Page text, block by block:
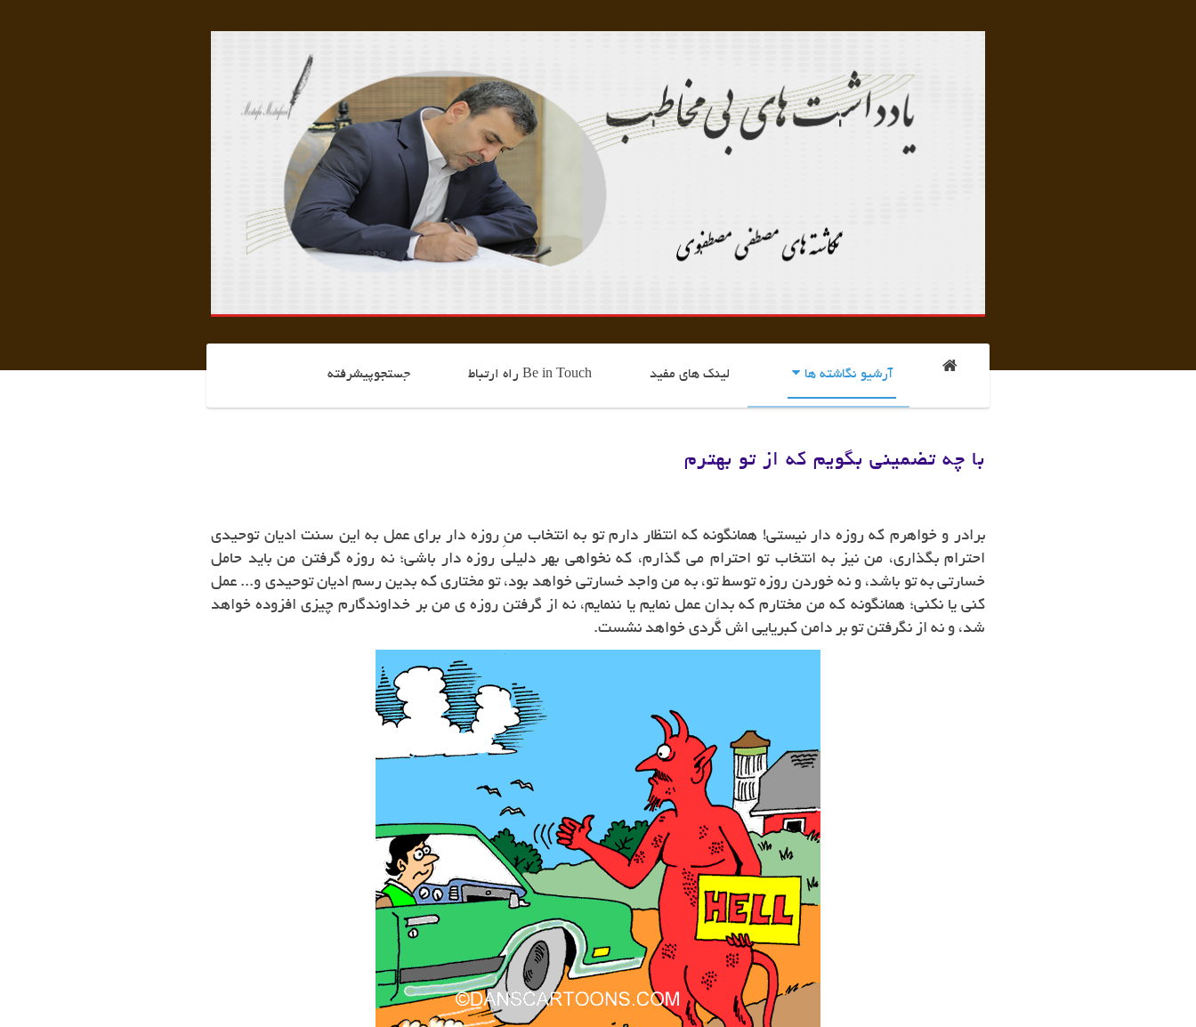
آرشیو نگاشته ها لینک های مفید Be in Touch راه ارتباط جستجوپیشرفته
با چه تضمینی بگویم که از تو بهترم
برادر و خواهرم که روزه دار نیستی! همانگونه که انتظار دارم تو به انتخاب منِ روزه دار برای عمل به این سنت ادیان توحیدی
احترام بگذاری، من نیز به انتخاب تو احترام می گذارم، که نخواهی بهر دلیلی روزه دار باشی؛ نه روزه گرفتن من باید حامل
خسارتی به تو باشد، و نه خوردن روزه توسط تو، به من واجد خسارتی خواهد بود، تو مختاری که بدین رسم ادیان توحیدی و... عمل
کنی یا نکنی؛ همانگونه که من مختارم که بدان عمل نمایم یا ننمایم، نه از گرفتن روزه ی من بر خداوندگارم چیزی افزوده خواهد
شد، و نه از نگرفتن تو بر دامن کبریایی اش گَردی خواهد نشست.